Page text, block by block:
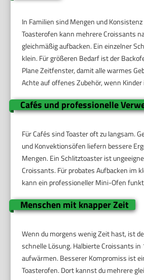
In Familien sind Mengen und
Toasterofen kann mehrere Croissants
gleichmäßig aufbacken. Ein einzelner
klein. Für größeren Bedarf ist der
Plane Zeitfenster, damit alle warmes
Achte auf offenes Zubehör, wenn Kinder
Cafés und professionelle
Für Cafés sind Toaster oft zu langsam.
und Konvektionsöfen liefern bessere
Mengen. Ein Schlitztoaster ist
Croissants. Für probates Aufbacken im
kann ein professioneller Mini-Ofen
Menschen mit knapper Zeit
Wenn du morgens wenig Zeit hast, ist
schnelle Lösung. Halbierte Croissants
aufwärmen. Besserer Kompromiss ist
Toasterofen. Dort kannst du mehrere